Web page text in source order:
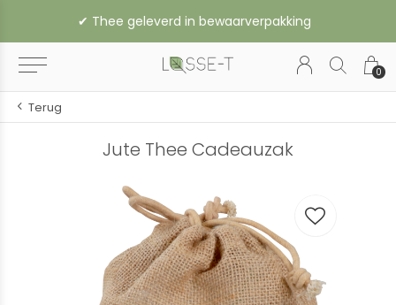
0
✔︎ Thee geleverd in bewaarverpakking
Terug
Jute Thee Cadeauzak